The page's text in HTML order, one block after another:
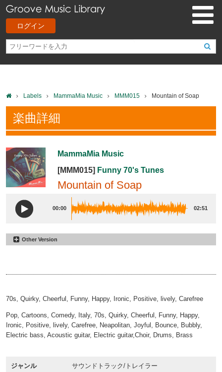
ログイン
Labels MammaMia Music MMM015 Mountain of Soap
楽曲詳細
MammaMia Music
[MMM015] Funny 70's Tunes
Mountain of Soap
00:00 02:51
Other Version
70s, Quirky, Cheerful, Funny, Happy, Ironic, Positive, lively, Carefree
Pop, Cartoons, Comedy, Italy, 70s, Quirky, Cheerful, Funny, Happy,
Ironic, Positive, lively, Carefree, Neapolitan, Joyful, Bounce, Bubbly,
Electric bass, Acoustic guitar, Electric guitar,Choir, Drums, Brass
ジャンル サウンドトラック/トレイラー